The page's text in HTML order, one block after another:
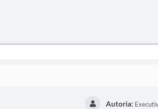
Autoria: